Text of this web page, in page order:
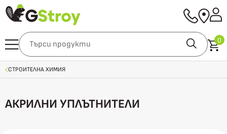
0
СТРОИТЕЛНА ХИМИЯ
АКРИЛНИ УПЛЪТНИТЕЛИ